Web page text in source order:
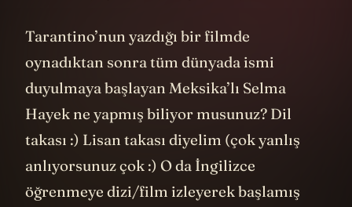
Tarantino’nun yazdığı bir filmde
oynadıktan sonra tüm dünyada ismi
duyulmaya başlayan Meksika’lı Selma
Hayek ne yapmış biliyor musunuz? Dil
takası :) Lisan takası diyelim (çok yanlış
anlıyorsunuz çok :) O da İngilizce
öğrenmeye dizi/film izleyerek başlamış